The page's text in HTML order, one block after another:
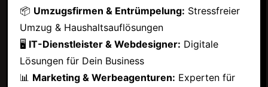
📦 Umzugsfirmen & Entrümpelung: Stressfreier
Umzug & Haushaltsauflösungen
🖥 IT-Dienstleister & Webdesigner: Digitale
Lösungen für Dein Business
📊 Marketing & Werbeagenturen: Experten für